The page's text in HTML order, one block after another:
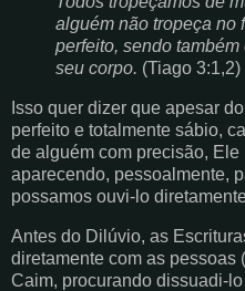
alguém não tropeça no
perfeito, sendo
seu corpo. (Tiago 3:1,2)
Isso quer dizer que apesar
perfeito e totalmente sábio,
de alguém com precisão,
aparecendo, pessoalmente,
possamos ouvi-lo
Antes do Dilúvio, as
diretamente com as pessoas
Caim, procurando dissuadi-